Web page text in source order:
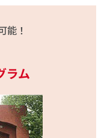
能！
ラム